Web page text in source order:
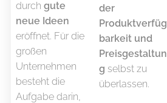
durchgute
neue Ideen
eröffnet. Für die
großen
Unternehmen
besteht die
Aufgabe darin,
der
Produktverfüg
barkeit und
Preisgestaltun
g selbst zu
überlassen.